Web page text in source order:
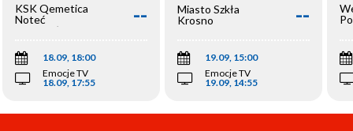
KSK Qemetica
Noteć
Inowrocław
--
18.09, 18:00
Emocje TV
18.09, 17:55
Miasto Szkła
Krosno
--
19.09, 15:00
Emocje TV
19.09, 14:55